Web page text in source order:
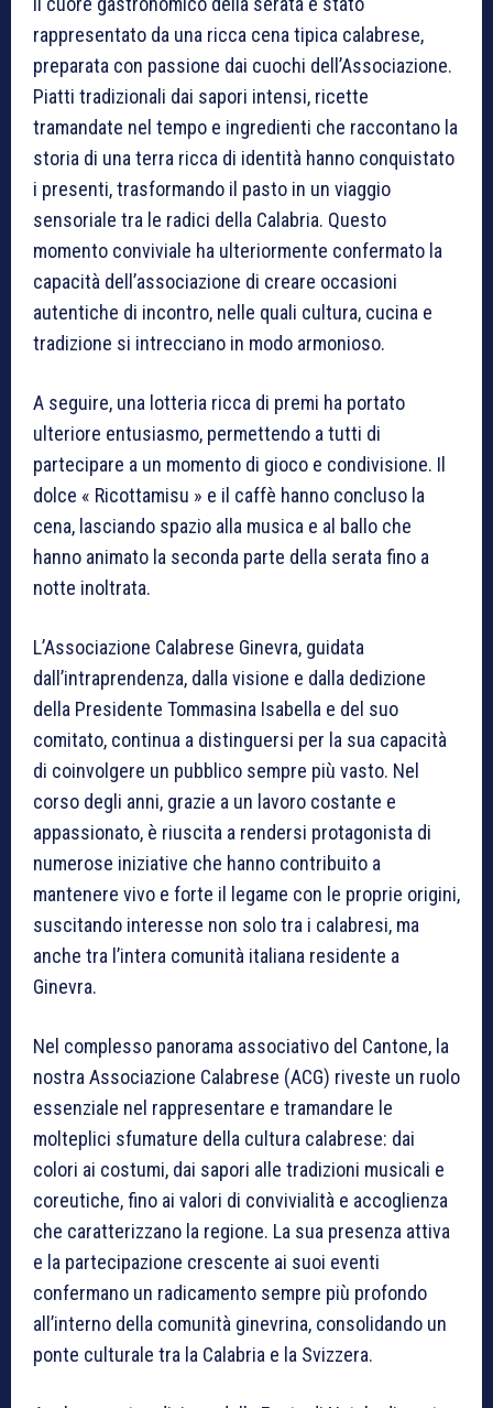
rappresentato da una ricca cena tipica calabrese,
preparata con passione dai cuochi dell’Associazione.
Piatti tradizionali dai sapori intensi, ricette
tramandate nel tempo e ingredienti che raccontano la
storia di una terra ricca di identità hanno conquistato
i presenti, trasformando il pasto in un viaggio
sensoriale tra le radici della Calabria. Questo
momento conviviale ha ulteriormente confermato la
capacità dell’associazione di creare occasioni
autentiche di incontro, nelle quali cultura, cucina e
tradizione si intrecciano in modo armonioso.
A seguire, una lotteria ricca di premi ha portato
ulteriore entusiasmo, permettendo a tutti di
partecipare a un momento di gioco e condivisione. Il
dolce « Ricottamisu » e il caffè hanno concluso la
cena, lasciando spazio alla musica e al ballo che
hanno animato la seconda parte della serata fino a
notte inoltrata.
L’Associazione Calabrese Ginevra, guidata
dall’intraprendenza, dalla visione e dalla dedizione
della Presidente Tommasina Isabella e del suo
comitato, continua a distinguersi per la sua capacità
di coinvolgere un pubblico sempre più vasto. Nel
corso degli anni, grazie a un lavoro costante e
appassionato, è riuscita a rendersi protagonista di
numerose iniziative che hanno contribuito a
mantenere vivo e forte il legame con le proprie origini,
suscitando interesse non solo tra i calabresi, ma
anche tra l’intera comunità italiana residente a
Ginevra.
Nel complesso panorama associativo del Cantone, la
nostra Associazione Calabrese (ACG) riveste un ruolo
essenziale nel rappresentare e tramandare le
molteplici sfumature della cultura calabrese: dai
colori ai costumi, dai sapori alle tradizioni musicali e
coreutiche, fino ai valori di convivialità e accoglienza
che caratterizzano la regione. La sua presenza attiva
e la partecipazione crescente ai suoi eventi
confermano un radicamento sempre più profondo
all’interno della comunità ginevrina, consolidando un
ponte culturale tra la Calabria e la Svizzera.